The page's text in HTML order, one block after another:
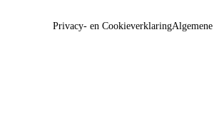
Privacy- en Cookieverklaring